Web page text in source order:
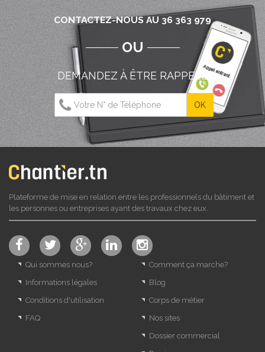
CONTACTEZ-NOUS AU 36 363 979
OU
DEMANDEZ À ÊTRE RAPPELÉ
Plateforme de mise en relation entre les professionnels du bâtiment et
les personnes ou entreprises ayant des travaux chez eux.
Qui sommes nous?
Informations légales
Conditions d'utilisation
FAQ
Comment ça marche?
Blog
Corps de métier
Nos sites
Dossier commercial